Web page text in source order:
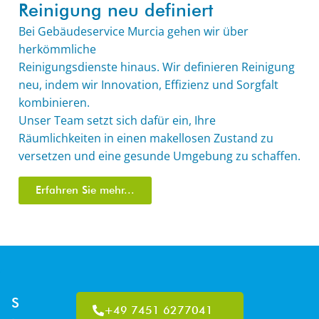
Reinigung neu definiert
Bei Gebäudeservice Murcia gehen wir über
herkömmliche
Reinigungsdienste hinaus. Wir definieren Reinigung
neu, indem wir Innovation, Effizienz und Sorgfalt
kombinieren.
Unser Team setzt sich dafür ein, Ihre
Räumlichkeiten in einen makellosen Zustand zu
versetzen und eine gesunde Umgebung zu schaffen.
Erfahren Sie mehr...
S
+49 7451 6277041